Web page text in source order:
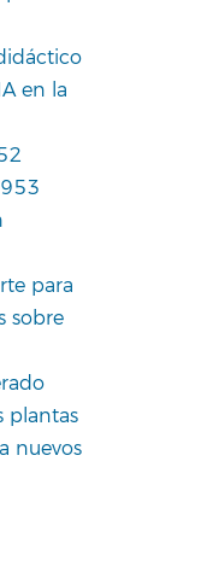
en la
para
sobre
plantas
nuevos